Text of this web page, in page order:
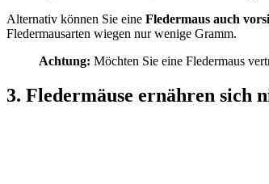
Alternativ können Sie eine Fledermaus auch
Fledermausarten wiegen nur wenige Gramm.
Achtung: Möchten Sie eine Fledermaus
3. Fledermäuse ernähren sich